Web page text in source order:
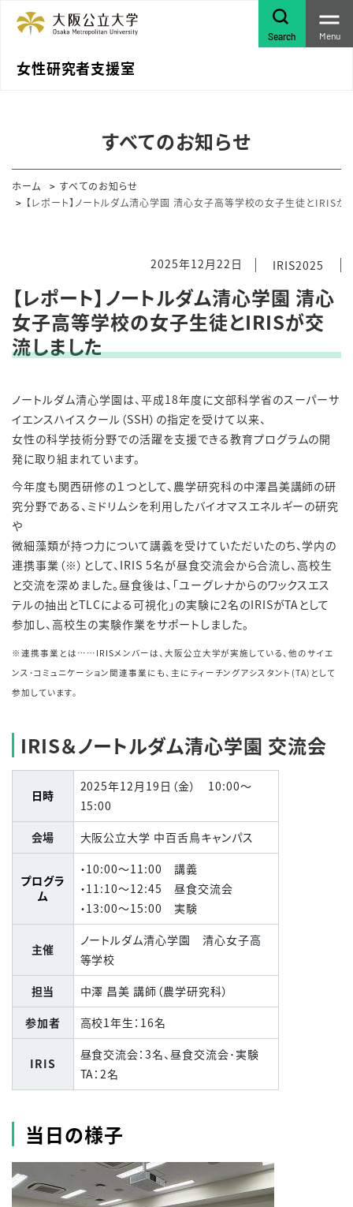
女性研究者支援室
Search Menu
すべてのお知らせ
ホーム
すべてのお知らせ
【レポート】ノートルダム清心学園 清心女子高等学校の女子生徒とIRISが
2025年12月22日 IRIS2025
【レポート】ノートルダム清心学園 清心
女子高等学校の女子生徒とIRISが交
流しました
ノートルダム清心学園は、平成18年度に文部科学省のスーパーサ
イエンスハイスクール（SSH）の指定を受けて以来、
女性の科学技術分野での活躍を支援できる教育プログラムの開
発に取り組まれています。
今年度も関西研修の１つとして、農学研究科の中澤昌美講師の研
究分野である、ミドリムシを利用したバイオマスエネルギーの研究
や
微細藻類が持つ力について講義を受けていただいたのち、学内の
連携事業（※）として、 IRIS 5名が昼食交流会から合流し、高校生
と交流を深めました。昼食後は、「ユーグレナからのワックスエス
テルの抽出とTLCによる可視化」の実験に2名のIRISがTA として
参加し、高校生の実験作業をサポートしました。
※連携事業とは……IRISメンバーは、大阪公立大学が実施している、他のサイエ
ンス･コミュニケーション関連事業にも、主にティーチングアシスタント(TA)として
参加しています。
IRIS＆ノートルダム清心学園 交流会
日時
2025年12月 19 日（金） 10:00～
15:00
会場
大阪公立大学 中百舌鳥キャンパス
プログラ
ム
・10:00～11:00
講義
・11:10～12:45
昼食交流会
・13:00～15:00 実験
主催
ノートルダム清心学園 清心女子高
等学校
担当
中澤 昌美 講師（農学研究科）
参加者
高校1年生：16名
IRIS
昼食交流会：3名、昼食交流会･実験
TA：2名
当日の様子